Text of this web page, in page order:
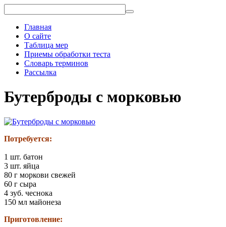
Главная
О сайте
Таблица мер
Приемы обработки теста
Словарь терминов
Рассылка
Бутерброды с морковью
Потребуется:
1 шт. батон
3 шт. яйца
80 г моркови свежей
60 г сыра
4 зуб. чеснока
150 мл майонеза
Приготовление: